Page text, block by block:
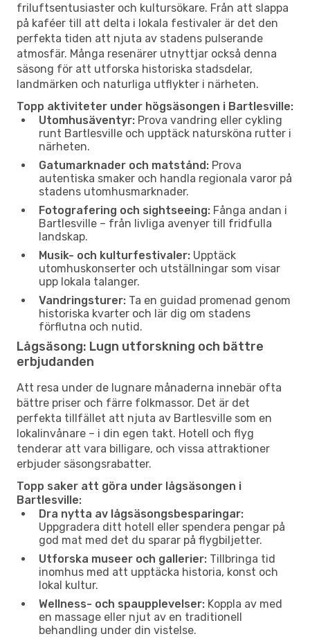
friluftsentusiaster och kultursökare. Från att slappa
på kaféer till att delta i lokala festivaler är det den
perfekta tiden att njuta av stadens pulserande
atmosfär. Många resenärer utnyttjar också denna
säsong för att utforska historiska stadsdelar,
landmärken och naturliga utflykter i närheten.
Topp aktiviteter under högsäsongen i Bartlesville:
Utomhusäventyr: Prova vandring eller cykling
runt Bartlesville och upptäck natursköna rutter i
närheten.
Gatumarknader och matstånd: Prova
autentiska smaker och handla regionala varor på
stadens utomhusmarknader.
Fotografering och sightseeing: Fånga andan i
Bartlesville – från livliga avenyer till fridfulla
landskap.
Musik- och kulturfestivaler: Upptäck
utomhuskonserter och utställningar som visar
upp lokala talanger.
Vandringsturer: Ta en guidad promenad genom
historiska kvarter och lär dig om stadens
förflutna och nutid.
Lågsäsong: Lugn utforskning och bättre
erbjudanden
Att resa under de lugnare månaderna innebär ofta
bättre priser och färre folkmassor. Det är det
perfekta tillfället att njuta av Bartlesville som en
lokalinvånare – i din egen takt. Hotell och flyg
tenderar att vara billigare, och vissa attraktioner
erbjuder säsongsrabatter.
Topp saker att göra under lågsäsongen i
Bartlesville:
Dra nytta av lågsäsongsbesparingar:
Uppgradera ditt hotell eller spendera pengar på
god mat med det du sparar på flygbiljetter.
Utforska museer och gallerier: Tillbringa tid
inomhus med att upptäcka historia, konst och
lokal kultur.
Wellness- och spaupplevelser: Koppla av med
en massage eller njut av en traditionell
behandling under din vistelse.